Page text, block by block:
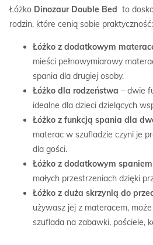
Łóżko Dinozaur Double Bed to
rodzin, które cenią sobie praktyczność:
Łóżko z dodatkowym
mieści pełnowymiarowy
spania dla drugiej osoby.
Łóżko dla rodzeństwa – dwie
idealne dla dzieci dzielących
Łóżko z funkcją spania dla
materac w szufladzie czyni je
dla gości.
Łóżko z dodatkowym spaniem
małych przestrzeniach dzięki
Łóżko z duża skrzynią do
używasz jej z materacem,
szuflada na zabawki, pościele,